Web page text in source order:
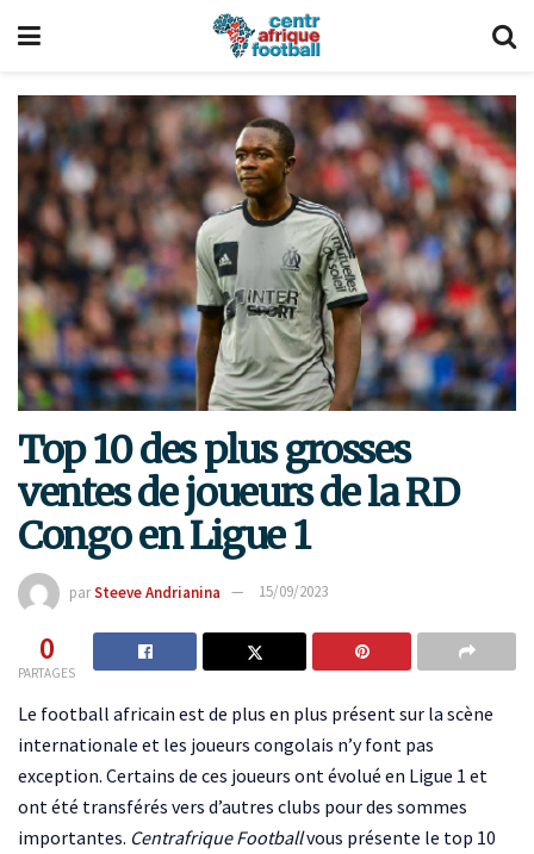
Top 10 des plus grosses
ventes de joueurs de la RD
Congo en Ligue 1
parSteeve Andrianina 15/09/2023
0
PARTAGES
Le football africain est de plus en plus présent sur la scène
internationale et les joueurs congolais n’y font pas
exception. Certains de ces joueurs ont évolué en Ligue 1 et
ont été transférés vers d’autres clubs pour des sommes
importantes. Centrafrique Footballvous présente le top 10